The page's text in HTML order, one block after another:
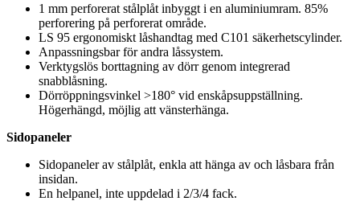
1 mm perforerat stålplåt inbyggt i en aluminiumram. 85%
perforering på perforerat område.
LS 95 ergonomiskt låshandtag med C101 säkerhetscylinder.
Anpassningsbar för andra låssystem.
Verktygslös borttagning av dörr genom integrerad
snabblåsning.
Dörröppningsvinkel >180° vid enskåpsuppställning.
Högerhängd, möjlig att vänsterhänga.
Sidopaneler
Sidopaneler av stålplåt, enkla att hänga av och låsbara från
insidan.
En helpanel, inte uppdelad i 2/3/4 fack.